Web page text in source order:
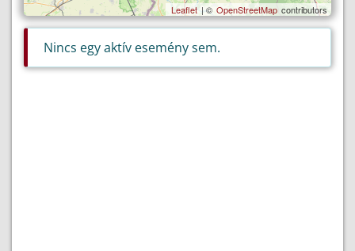
Leaflet | © OpenStreetMap contributors
Nincs egy aktív esemény sem.